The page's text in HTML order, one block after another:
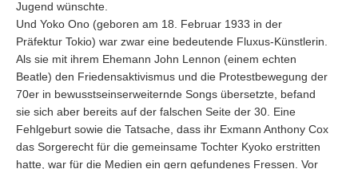
Jugend wünschte.
Und Yoko Ono (geboren am 18. Februar 1933 in der
Präfektur Tokio) war zwar eine bedeutende Fluxus-Künstlerin.
Als sie mit ihrem Ehemann John Lennon (einem echten
Beatle) den Friedensaktivismus und die Protestbewegung der
70er in bewusstseinserweiternde Songs übersetzte, befand
sie sich aber bereits auf der falschen Seite der 30. Eine
Fehlgeburt sowie die Tatsache, dass ihr Exmann Anthony Cox
das Sorgerecht für die gemeinsame Tochter Kyoko erstritten
hatte, war für die Medien ein gern gefundenes Fressen. Vor